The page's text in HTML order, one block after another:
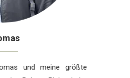
und meine größte